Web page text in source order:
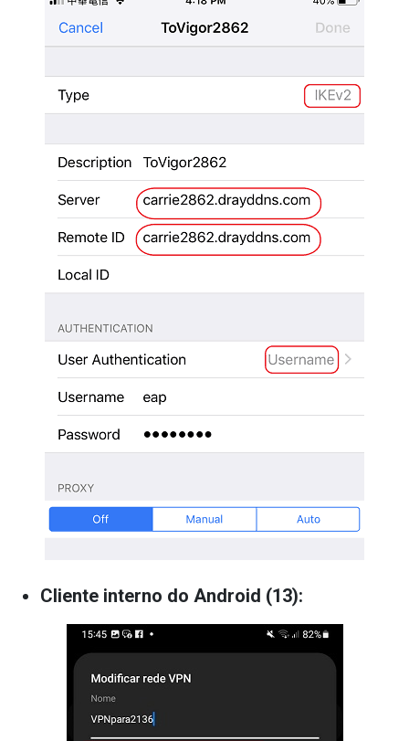
Cliente interno do Android (13):